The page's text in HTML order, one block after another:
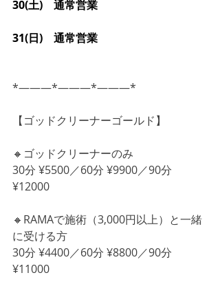
30(土)　通常営業
31(日)　通常営業
*―――*―――*―――*
【ゴッドクリーナーゴールド】
🔸ゴッドクリーナーのみ
30分 ¥5500／60分 ¥9900／90分
¥12000
🔸RAMAで施術（3,000円以上）と一緒
に受ける方
30分 ¥4400／60分 ¥8800／90分
¥11000